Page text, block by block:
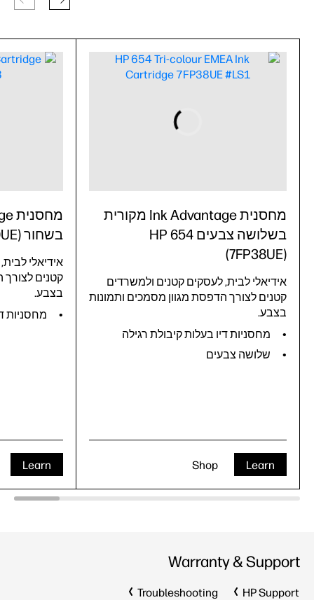
בשחור HP 654 (7FP39UE)
אידיאלי
קטנים לצורך
בצבע.
מחסניות
Learn
מחסנית Ink Advantage מקורית
בשלושה צבעים HP 654
(7FP38UE)
אידיאלי לבית, לעסקים קטנים ולמשרדים
קטנים לצורך הדפסת מגוון מסמכים ותמונות
בצבע.
מחסניות דיו בעלות קיבולת רגילה
שלושה צבעים
Learn
Shop
Warranty & Support
HP Support
Troubleshooting